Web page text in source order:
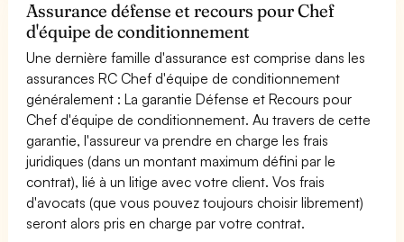
Assurance défense et recours pour Chef
d'équipe de conditionnement
Une dernière famille d'assurance est comprise dans les
assurances RC Chef d'équipe de conditionnement
généralement : La garantie Défense et Recours pour
Chef d'équipe de conditionnement. Au travers de cette
garantie, l'assureur va prendre en charge les frais
juridiques (dans un montant maximum défini par le
contrat), lié à un litige avec votre client. Vos frais
d'avocats (que vous pouvez toujours choisir librement)
seront alors pris en charge par votre contrat.